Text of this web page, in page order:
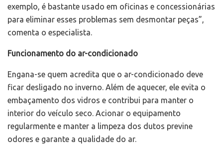
exemplo, é bastante usado em oficinas e concessionárias
para eliminar esses problemas sem desmontar peças”,
comenta o especialista.
Funcionamento do ar-condicionado
Engana-se quem acredita que o ar-condicionado deve
ficar desligado no inverno. Além de aquecer, ele evita o
embaçamento dos vidros e contribui para manter o
interior do veículo seco. Acionar o equipamento
regularmente e manter a limpeza dos dutos previne
odores e garante a qualidade do ar.